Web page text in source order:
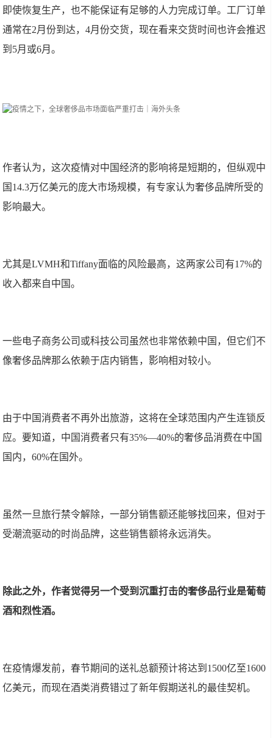
即使恢复生产，也不能保证有足够的人力完成订单。工厂订单
通常在2月份到达，4月份交货，现在看来交货时间也许会推迟
到5月或6月。
作者认为，这次疫情对中国经济的影响将是短期的，但纵观中
国14.3万亿美元的庞大市场规模，有专家认为奢侈品牌所受的
影响最大。
尤其是LVMH和Tiffany面临的风险最高，这两家公司有17%的
收入都来自中国。
一些电子商务公司或科技公司虽然也非常依赖中国，但它们不
像奢侈品牌那么依赖于店内销售，影响相对较小。
由于中国消费者不再外出旅游，这将在全球范围内产生连锁反
应。要知道，中国消费者只有35%—40%的奢侈品消费在中国
国内，60%在国外。
虽然一旦旅行禁令解除，一部分销售额还能够找回来，但对于
受潮流驱动的时尚品牌，这些销售额将永远消失。
除此之外，作者觉得另一个受到沉重打击的奢侈品行业是葡萄
酒和烈性酒。
在疫情爆发前，春节期间的送礼总额预计将达到1500亿至1600
亿美元，而现在酒类消费错过了新年假期送礼的最佳契机。